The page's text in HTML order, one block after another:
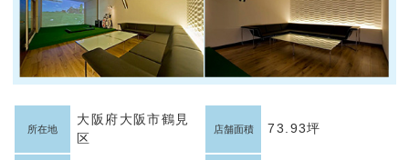
所在地
大阪府大阪市鶴見
区
店舗面積 73.93坪